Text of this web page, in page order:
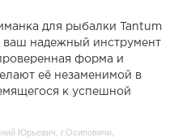
для рыбалки Tantum
ваш надежный инструмент
форма и
её незаменимой в
к успешной
Юрьевич, г.Осиповичи,